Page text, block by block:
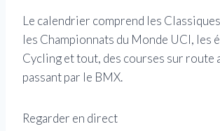
Le calendrier comprend les
les Championnats du Monde UCI, les
Cycling et tout, des courses sur route
passant par le BMX.
Regarder en direct